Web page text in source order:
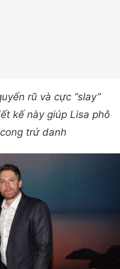
rũ và cực “slay”
kế này giúp Lisa phô
trứ danh